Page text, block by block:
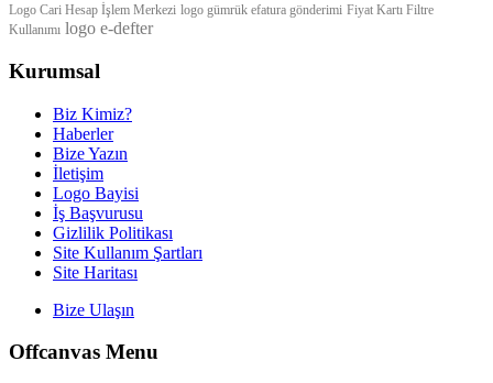
Logo Cari Hesap İşlem Merkezi logo gümrük efatura gönderimi Fiyat Kartı Filtre
Kullanımı logo e-defter
Kurumsal
Biz Kimiz?
Haberler
Bize Yazın
İletişim
Logo Bayisi
İş Başvurusu
Gizlilik Politikası
Site Kullanım Şartları
Site Haritası
Bize Ulaşın
Offcanvas Menu